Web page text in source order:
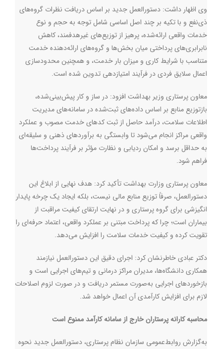
وی اظهار داشت: دستورالعمل جدید بر اساس دریافت نظرات گروه‌های
ذی‌نفع و با تکیه بر چند اصل اساسی شامل توجه به حجم و نوع
خدمات واقعی ارائه‌شده، پرهیز از توزیع‌های غیرهدفمند، کاهش
نابرابری‌های پرداختی میان بخش‌ها و گروه‌های ارائه‌دهنده خدمت
متناسب با شرایط کاری و میزان بار خدمت، و همچنین محدودسازی
اعمال سلایق فردی در فرآیند امتیازدهی تدوین شده است.
معاون پرستاری وزیر بهداشت افزود: در ساز و کار پیش‌بینی‌شده،
بازتوزیع منابع بر اساس داده‌های ثبت‌شده در سامانه‌های مدیریت
اطلاعات سلامت، درآمد حاصل از ثبت کدهای خدمت مصوب و عملکرد
واقعی مراکز انجام می‌شود تا وابستگی به برآوردهای ذهنی و سلیقه‌ای
به حداقل برسد و امکان ردیابی و نظارت مؤثر بر فرآیند پرداخت‌ها
فراهم شود.
معاون پرستاری وزارت بهداشت تأکید کرد: هدف نهایی از ابلاغ این
دستورالعمل، صرفاً توزیع منابع مالی نیست، بلکه ایجاد یک چرخه پایدار
انگیزشی برای گروه پرستاری و در نهایت ارتقای کیفیت مراقبت از
بیماران است؛ چرا که پرداخت مبتنی بر عملکرد واقعی، اعتماد حرفه‌ای را
تقویت کرده و کیفیت خدمات سلامت را افزایش می‌دهد.
دکتر عبادی خاطرنشان کرد: اجرای دقیق این دستورالعمل نیازمند
همکاری دانشگاه‌ها، مدیران مراکز درمانی و تیم‌های اجرایی است و
بازخوردهای اجرایی به‌صورت مستمر دریافت و در صورت لزوم اصلاحات
لازم برای افزایش کارآمدی آن اعمال خواهد شد.
محاسبه کارانه پرستاران خارج از سامانه کارآمد ممنوع است
به‌گزارش روابط‌عمومی سازمان نظام پرستاری، دستورالعمل جدید نحوه